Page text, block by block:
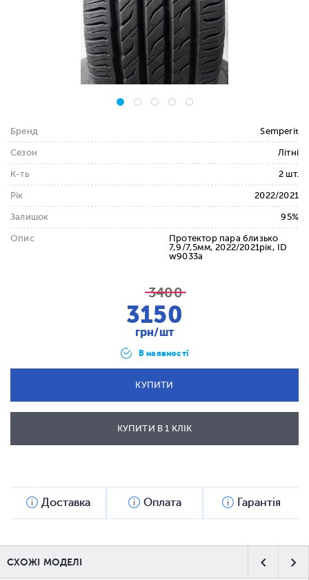
Бренд Semperit
Сезон Літні
К-ть 2 шт.
Рік 2022/2021
Залишок 95%
Опис
Протектор пара близько
7,9/7,5мм, 2022/2021рік, ID
w9033a
3400
3150
грн/шт
В наявності
КУПИТИ
ВІДПРАВИТИ
КУПИТИ В 1 КЛІК
Доставка Оплата Гарантія
СХОЖІ МОДЕЛІ